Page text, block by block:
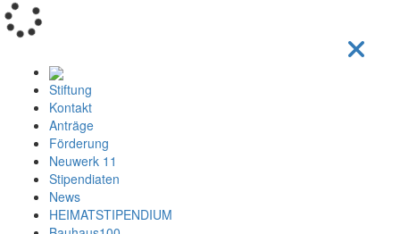
Stiftung
Kontakt
Anträge
Förderung
Neuwerk 11
Stipendiaten
News
HEIMATSTIPENDIUM